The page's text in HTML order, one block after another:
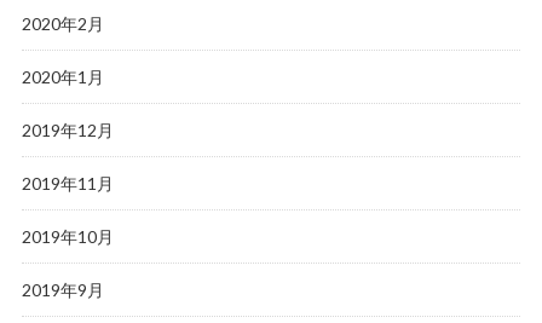
2020年2月
2020年1月
2019年12月
2019年11月
2019年10月
2019年9月